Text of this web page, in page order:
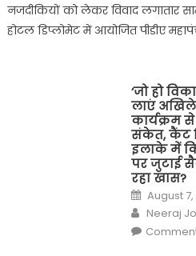
नजदीकियों को लेकर विवाद लगातार
होटल डिप्लोमेट में आयोजित पीडीए
‘जो हो
लाएं
कार्यक्रम
संकेत, कैंट
इलाके में
पर जुटाई
रहा खास?
Posted
on
August
Author
Neeraj